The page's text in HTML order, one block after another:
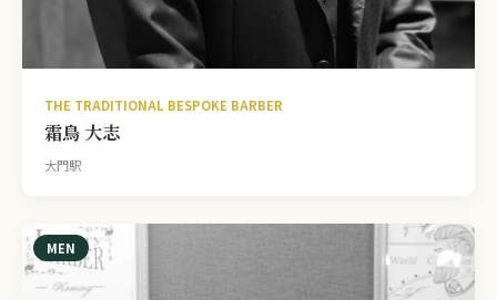
THE TRADITIONAL BESPOKE BARBER
霜鳥 大志
大門駅
MEN